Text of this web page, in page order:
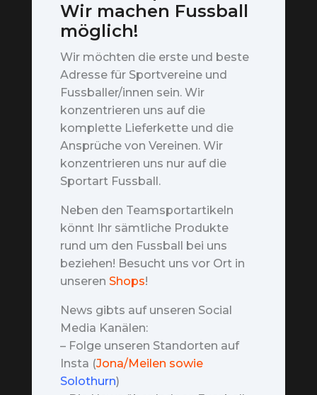
Wir machen Fussball
möglich!
Wir möchten die erste und beste
Adresse für Sportvereine und
Fussballer/innen sein. Wir
konzentrieren uns auf die
komplette Lieferkette und die
Ansprüche von Vereinen. Wir
konzentrieren uns nur auf die
Sportart Fussball.
Neben den Teamsportartikeln
könnt Ihr sämtliche Produkte
rund um den Fussball bei uns
beziehen! Besucht uns vor Ort in
unseren Shops!
News gibts auf unseren Social
Media Kanälen:
– Folge unseren Standorten auf
Insta (Jona/Meilen sowie
Solothurn)